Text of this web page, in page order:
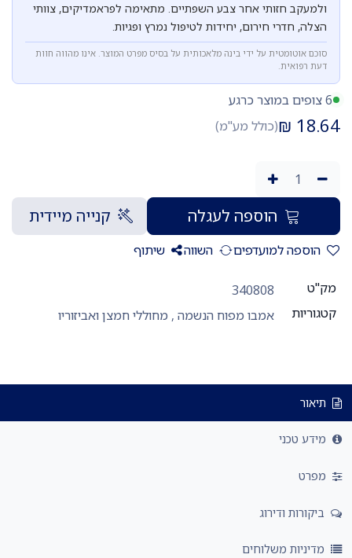
ולמעקב חזותי אחר צבע השפתיים. מתאימה לפראמדיקים, צוותי
הצלה, חדרי חירום, יחידות לטיפול נמרץ ופגיות.
סוכם אוטומטית על ידי בינה מלאכותית על בסיס מפרט המוצר. אינו מהווה חוות
דעת רפואית.
6 צופים במוצר כרגע
18.64
₪(כולל מע"מ)
הוספה לעגלה קנייה מיידית
הוספה למועדפים השווה שיתוף
מק"ט
340808
קטגוריות
אמבו מפוח הנשמה, מחוללי חמצן ואביזוריו
תיאור
מידע טכני
מפרט
ביקורות ודירוג
מדיניות משלוחים